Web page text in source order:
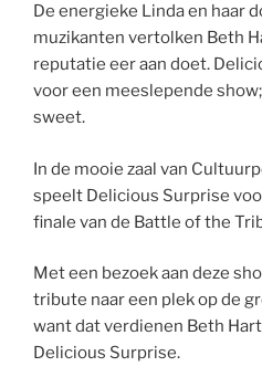
De energieke Linda en haar
muzikanten vertolken Beth
reputatie eer aan doet.
voor een meeslepende
sweet.
In de mooie zaal van
speelt Delicious Surprise
finale van de Battle of the
Met een bezoek aan deze
tribute naar een plek op de
want dat verdienen Beth
Delicious Surprise.